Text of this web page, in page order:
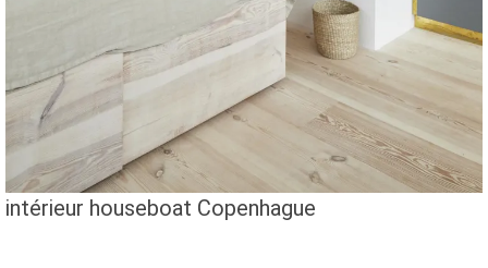
intérieur houseboat Copenhague